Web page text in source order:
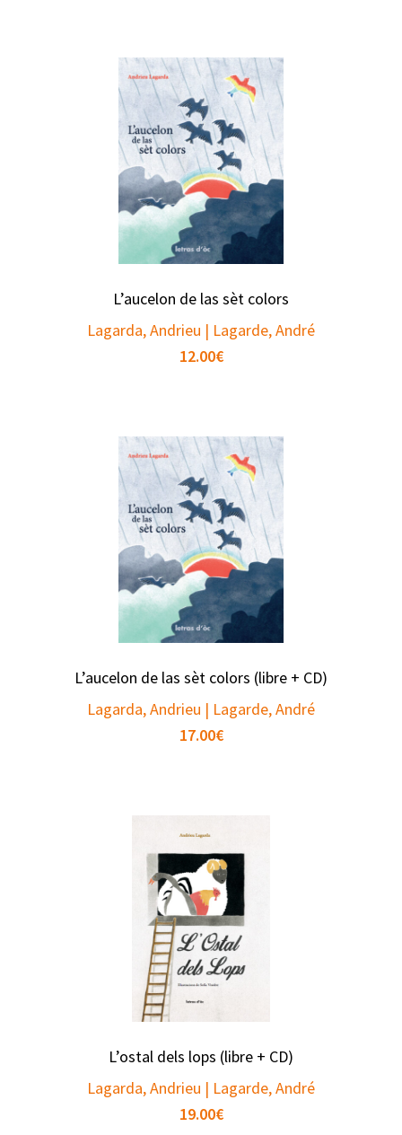
L’aucelon de las sèt colors
Lagarda, Andrieu | Lagarde, André
12.00€
L’aucelon de las sèt colors (libre + CD)
Lagarda, Andrieu | Lagarde, André
17.00€
L’ostal dels lops (libre + CD)
Lagarda, Andrieu | Lagarde, André
19.00€